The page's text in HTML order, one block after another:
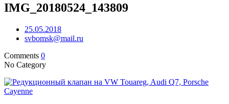
IMG_20180524_143809
25.05.2018
svbomsk@mail.ru
Comments 0
No Category